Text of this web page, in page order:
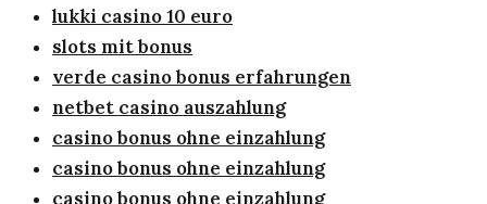
lukki casino 10 euro
slots mit bonus
verde casino bonus erfahrungen
netbet casino auszahlung
casino bonus ohne einzahlung
casino bonus ohne einzahlung
casino bonus ohne einzahlung